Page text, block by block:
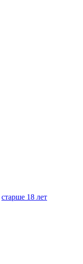
старше 18 лет